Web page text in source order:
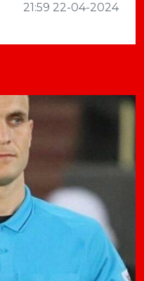
21:59 22-04-2024